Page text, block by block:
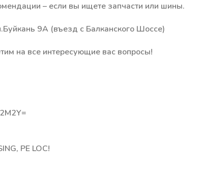
– если вы ищете запчасти или шины.
9А (въезд с Балканского Шоссе)
на все интересующие вас вопросы!
PE LOC!